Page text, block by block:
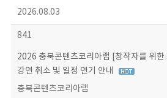
2026.08.03
841
2026 충북콘텐츠코리아랩 [창작자를 위
강연 취소 및 일정 연기 안내
충북콘텐츠코리아랩